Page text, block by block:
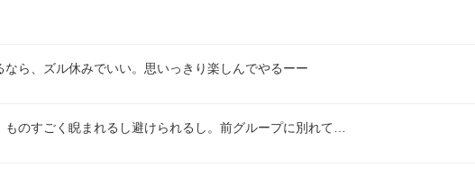
ら、ズル休みでいい。思いっきり楽しんでやるーー
のすごく睨まれるし避けられるし。前グループに別れて…